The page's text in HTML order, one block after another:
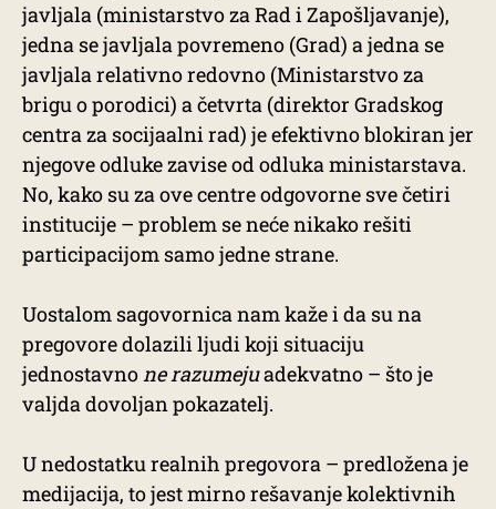
javljala (ministarstvo za Rad i Zapošljavanje),
jedna se javljala povremeno (Grad) a jedna se
javljala relativno redovno (Ministarstvo za
brigu o porodici) a četvrta (direktor Gradskog
centra za socijaalni rad) je efektivno blokiran jer
njegove odluke zavise od odluka ministarstava.
No, kako su za ove centre odgovorne sve četiri
institucije – problem se neće nikako rešiti
participacijom samo jedne strane.
Uostalom sagovornica nam kaže i da su na
pregovore dolazili ljudi koji situaciju
jednostavnone razumejuadekvatno – što je
valjda dovoljan pokazatelj.
U nedostatku realnih pregovora – predložena je
medijacija, to jest mirno rešavanje kolektivnih